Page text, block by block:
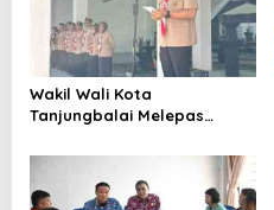
Wakil Wali Kota
Tanjungbalai Melepas
Kontingen Pramuka
Tanjungbalai Ikuti Jamnas
XII di Cibubur